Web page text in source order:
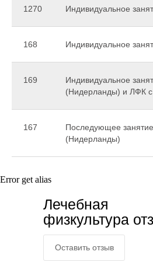
1270 Индивидуальное
168 Индивидуальное
169
Индивидуальное
(Нидерланды) и ЛФК
167
Последующее
(Нидерланды)
Error get alias
Лечебная
физкультура
Оставить отзыв